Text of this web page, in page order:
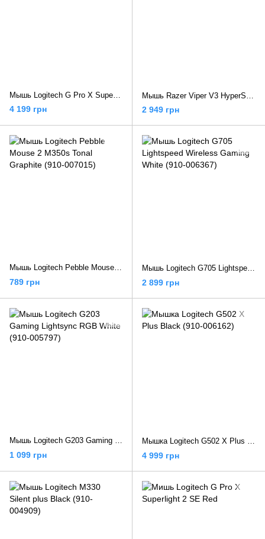
4 199 грн 2 949 грн
Мышь Logitech Pebble Mouse 2 M350s Tonal Graphite (910-007015)
789 грн
Мышь Logitech G705 Lightspeed Wireless Gaming White (910-006367)
2 899 грн
1 099 грн 4 999 грн